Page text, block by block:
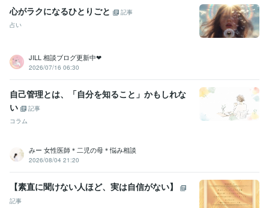
心がラクになるひとりごと
記事
占い
JILL 相談ブログ更新中❤︎
2026/07/16 06:30
自己管理とは、「自分を知ること」かもしれな
い
記事
コラム
みー 女性医師＊二児の母＊悩み相談
2026/08/04 21:20
【素直に聞けない人ほど、実は自信がない】
記事